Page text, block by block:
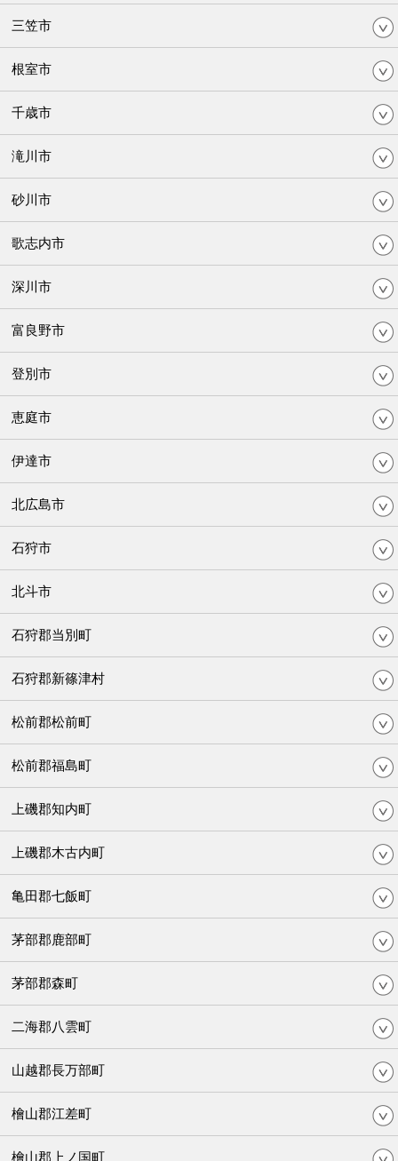
三笠市
根室市
千歳市
滝川市
砂川市
歌志内市
深川市
富良野市
登別市
恵庭市
伊達市
北広島市
石狩市
北斗市
石狩郡当別町
石狩郡新篠津村
松前郡松前町
松前郡福島町
上磯郡知内町
上磯郡木古内町
亀田郡七飯町
茅部郡鹿部町
茅部郡森町
二海郡八雲町
山越郡長万部町
檜山郡江差町
檜山郡上ノ国町